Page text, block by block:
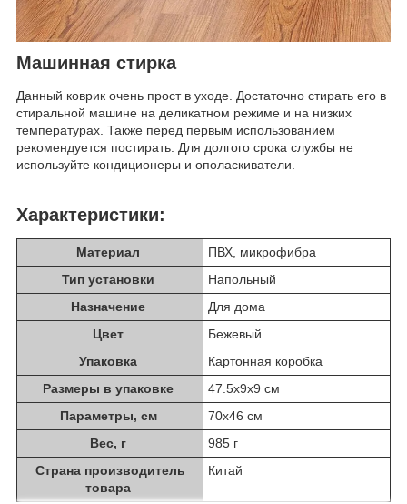
Машинная стирка
Данный коврик очень прост в уходе. Достаточно стирать его в
стиральной машине на деликатном режиме и на низких
температурах. Также перед первым использованием
рекомендуется постирать. Для долгого срока службы не
используйте кондиционеры и ополаскиватели.
Характеристики:
Материал
ПВХ, микрофибра
Тип установки
Напольный
Назначение
Для дома
Цвет
Бежевый
Упаковка
Картонная коробка
Размеры в упаковке
47.5х9х9 см
Параметры, см
70х46 см
Вес, г
985 г
Страна производитель
товара
Китай